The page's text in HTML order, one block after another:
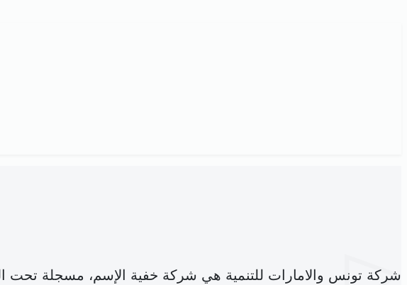
شركة تونس والامارات للتنمية هي شركة خفية الإسم، مسجلة تحت